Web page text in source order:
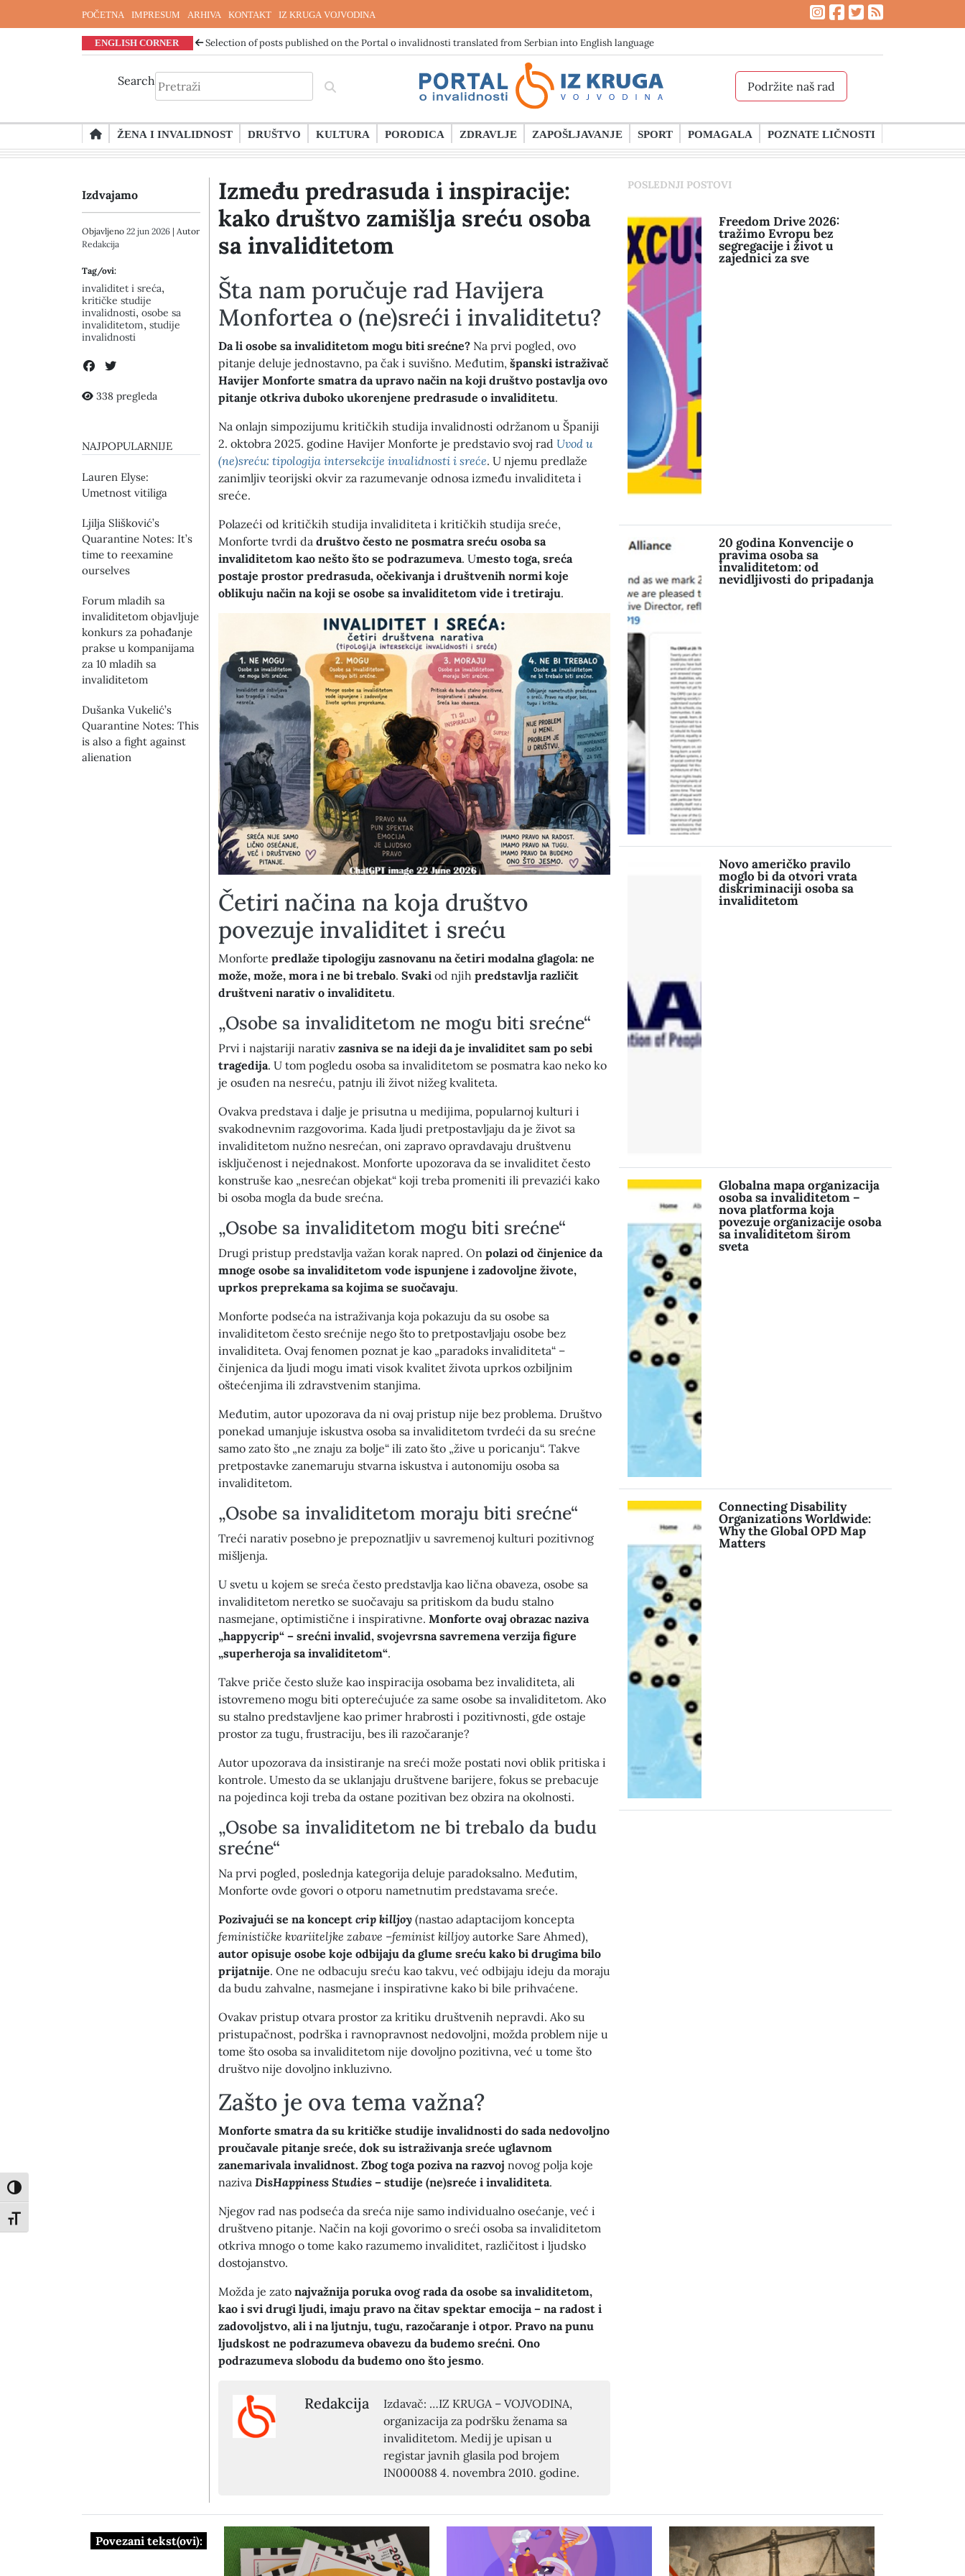
Toggle High Contrast
Toggle Font size
POČETNA IMPRESUM ARHIVA KONTAKT IZ KRUGA VOJVODINA
ENGLISH CORNER Selection of posts published on the Portal o invalidnosti translated from Serbian into English language
Search Podržite naš rad
to
content
ŽENA I INVALIDNOST DRUŠTVO KULTURA PORODICA ZDRAVLJE ZAPOŠLJAVANJE SPORT POMAGALA POZNATE LIČNOSTI
Izdvajamo
Objavljeno 22 jun 2026 | Autor
Redakcija
Tag/ovi:
invaliditet i sreća,
kritičke studije
invalidnosti, osobe sa
invaliditetom, studije
invalidnosti
338 pregleda
NAJPOPULARNIJE
Lauren Elysе:
Umetnost vitiliga
Ljilja Slišković’s
Quarantine Notes: It’s
time to reexamine
ourselves
Forum mladih sa
invaliditetom objavljuje
konkurs za pohađanje
prakse u kompanijama
za 10 mladih sa
invaliditetom
Dušanka Vukelić’s
Quarantine Notes: This
is also a fight against
alienation
Između predrasuda i inspiracije:
kako društvo zamišlja sreću osoba
sa invaliditetom
Šta nam poručuje rad Havijera
Monfortea o (ne)sreći i invaliditetu?
Da li osobe sa invaliditetom mogu biti srećne? Na prvi pogled, ovo
pitanje deluje jednostavno, pa čak i suvišno. Međutim, španski istraživač
Havijer Monforte smatra da upravo način na koji društvo postavlja ovo
pitanje otkriva duboko ukorenjene predrasude o invaliditetu.
Na onlajn simpozijumu kritičkih studija invalidnosti održanom u Španiji
2. oktobra 2025. godine Havijer Monforte je predstavio svoj rad Uvod u
(ne)sreću: tipologija intersekcije invalidnosti i sreće. U njemu predlaže
zanimljiv teorijski okvir za razumevanje odnosa između invaliditeta i
sreće.
Polazeći od kritičkih studija invaliditeta i kritičkih studija sreće,
Monforte tvrdi da društvo često ne posmatra sreću osoba sa
invaliditetom kao nešto što se podrazumeva. Umesto toga, sreća
postaje prostor predrasuda, očekivanja i društvenih normi koje
oblikuju način na koji se osobe sa invaliditetom vide i tretiraju.
Četiri načina na koja društvo
povezuje invaliditet i sreću
Monforte predlaže tipologiju zasnovanu na četiri modalna glagola: ne
može, može, mora i ne bi trebalo. Svaki od njih predstavlja različit
društveni narativ o invaliditetu.
„Osobe sa invaliditetom ne mogu biti srećne“
Prvi i najstariji narativ zasniva se na ideji da je invaliditet sam po sebi
tragedija. U tom pogledu osoba sa invaliditetom se posmatra kao neko ko
je osuđen na nesreću, patnju ili život nižeg kvaliteta.
Ovakva predstava i dalje je prisutna u medijima, popularnoj kulturi i
svakodnevnim razgovorima. Kada ljudi pretpostavljaju da je život sa
invaliditetom nužno nesrećan, oni zapravo opravdavaju društvenu
isključenost i nejednakost. Monforte upozorava da se invaliditet često
konstruše kao „nesrećan objekat“ koji treba promeniti ili prevazići kako
bi osoba mogla da bude srećna.
„Osobe sa invaliditetom mogu biti srećne“
Drugi pristup predstavlja važan korak napred. On polazi od činjenice da
mnoge osobe sa invaliditetom vode ispunjene i zadovoljne živote,
uprkos preprekama sa kojima se suočavaju.
Monforte podseća na istraživanja koja pokazuju da su osobe sa
invaliditetom često srećnije nego što to pretpostavljaju osobe bez
invaliditeta. Ovaj fenomen poznat je kao „paradoks invaliditeta“ –
činjenica da ljudi mogu imati visok kvalitet života uprkos ozbiljnim
oštećenjima ili zdravstvenim stanjima.
Međutim, autor upozorava da ni ovaj pristup nije bez problema. Društvo
ponekad umanjuje iskustva osoba sa invaliditetom tvrdeći da su srećne
samo zato što „ne znaju za bolje“ ili zato što „žive u poricanju“. Takve
pretpostavke zanemaruju stvarna iskustva i autonomiju osoba sa
invaliditetom.
„Osobe sa invaliditetom moraju biti srećne“
Treći narativ posebno je prepoznatljiv u savremenoj kulturi pozitivnog
mišljenja.
U svetu u kojem se sreća često predstavlja kao lična obaveza, osobe sa
invaliditetom neretko se suočavaju sa pritiskom da budu stalno
nasmejane, optimistične i inspirativne. Monforte ovaj obrazac naziva
„happycrip“ – srećni invalid, svojevrsna savremena verzija figure
„superheroja sa invaliditetom“.
Takve priče često služe kao inspiracija osobama bez invaliditeta, ali
istovremeno mogu biti opterećujuće za same osobe sa invaliditetom. Ako
su stalno predstavljene kao primer hrabrosti i pozitivnosti, gde ostaje
prostor za tugu, frustraciju, bes ili razočaranje?
Autor upozorava da insistiranje na sreći može postati novi oblik pritiska i
kontrole. Umesto da se uklanjaju društvene barijere, fokus se prebacuje
na pojedinca koji treba da ostane pozitivan bez obzira na okolnosti.
„Osobe sa invaliditetom ne bi trebalo da budu
srećne“
Na prvi pogled, poslednja kategorija deluje paradoksalno. Međutim,
Monforte ovde govori o otporu nametnutim predstavama sreće.
Pozivajući se na koncept crip killjoy (nastao adaptacijom koncepta
feminističke kvariiteljke zabave –feminist killjoy autorke Sare Ahmed),
autor opisuje osobe koje odbijaju da glume sreću kako bi drugima bilo
prijatnije. One ne odbacuju sreću kao takvu, već odbijaju ideju da moraju
da budu zahvalne, nasmejane i inspirativne kako bi bile prihvaćene.
Ovakav pristup otvara prostor za kritiku društvenih nepravdi. Ako su
pristupačnost, podrška i ravnopravnost nedovoljni, možda problem nije u
tome što osoba sa invaliditetom nije dovoljno pozitivna, već u tome što
društvo nije dovoljno inkluzivno.
Zašto je ova tema važna?
Monforte smatra da su kritičke studije invalidnosti do sada nedovoljno
proučavale pitanje sreće, dok su istraživanja sreće uglavnom
zanemarivala invalidnost. Zbog toga poziva na razvoj novog polja koje
naziva DisHappiness Studies – studije (ne)sreće i invaliditeta.
Njegov rad nas podseća da sreća nije samo individualno osećanje, već i
društveno pitanje. Način na koji govorimo o sreći osoba sa invaliditetom
otkriva mnogo o tome kako razumemo invaliditet, različitost i ljudsko
dostojanstvo.
Možda je zato najvažnija poruka ovog rada da osobe sa invaliditetom,
kao i svi drugi ljudi, imaju pravo na čitav spektar emocija – na radost i
zadovoljstvo, ali i na ljutnju, tugu, razočaranje i otpor. Pravo na punu
ljudskost ne podrazumeva obavezu da budemo srećni. Ono
podrazumeva slobodu da budemo ono što jesmo.
Redakcija
Izdavač: …IZ KRUGA – VOJVODINA,
organizacija za podršku ženama sa
invaliditetom. Medij je upisan u
registar javnih glasila pod brojem
IN000088 4. novembra 2010. godine.
POSLEDNJI POSTOVI
Freedom Drive 2026:
tražimo Evropu bez
segregacije i život u
zajednici za sve
20 godina Konvencije o
pravima osoba sa
invaliditetom: od
nevidljivosti do pripadanja
Novo američko pravilo
moglo bi da otvori vrata
diskriminaciji osoba sa
invaliditetom
Globalna mapa organizacija
osoba sa invaliditetom –
nova platforma koja
povezuje organizacije osoba
sa invaliditetom širom
sveta
Connecting Disability
Organizations Worldwide:
Why the Global OPD Map
Matters
Povezani tekst(ovi):